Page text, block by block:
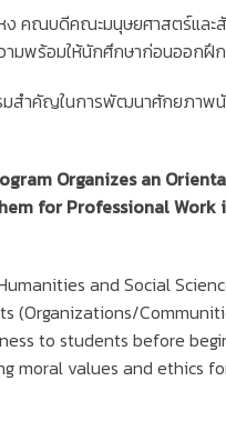
ง คณบดีคณะมนุษยศาสตร์และ
ามพร้อมให้นักศึกษาก่อนออก
สำคัญในการพัฒนาศักยภาพ
Organizes an
for Professional
and Social
(Organizations/
to students before
moral values and ethics